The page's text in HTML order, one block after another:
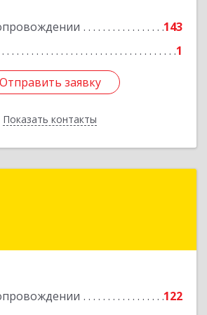
143
1
Отправить заявку
Показать контакты
Отправить заявку
Назад
122
обл, Сергиево-Посадский
Подробнее